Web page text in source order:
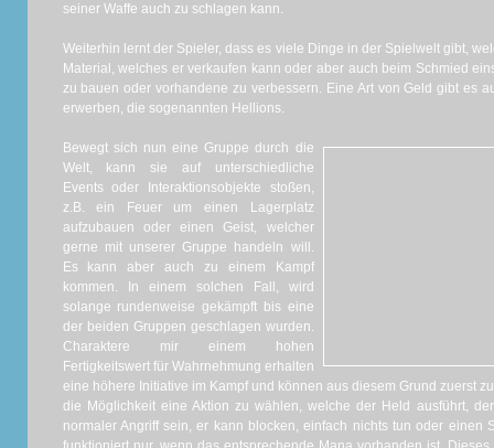
seiner Waffe auch zu schlagen kann.
Weiterhin lernt der Spieler, dass es viele Dinge in der Spielwelt gibt,
Material, welches er verkaufen kann oder aber auch beim Schmied
zu bauen oder vorhandene zu verbessern. Eine Art von Geld gibt es
erwerben, die sogenannten Hellions.
Bewegt sich nun eine Gruppe durch die
Welt, kann sie auf unterschiedliche
Events oder Interaktionsobjekte stoßen,
z.B. ein Feuer um einen Lagerplatz
aufzubauen oder einen Geist, welcher
gerne mit unserer Gruppe handeln will.
Es kann aber auch zu einem Kampf
kommen. In einem solchen Fall, wird
solange rundenweise gekämpft bis eine
der beiden Gruppen geschlagen wurden.
Charaktere mir einem hohen
Fertigkeitswert für Wahrnehmung erhalten
eine höhere Initiative im Kampf und können aus diesem Grund zuerst
die Möglichkeit eine Aktion zu wählen, welche der Held ausführt,
normaler Angriff sein, er kann blocken, einfach nichts tun oder einen